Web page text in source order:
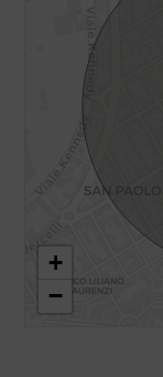
+
−